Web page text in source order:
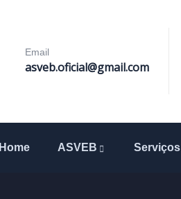
Email
asveb.oficial@gmail.com
Home ASVEB Serviços